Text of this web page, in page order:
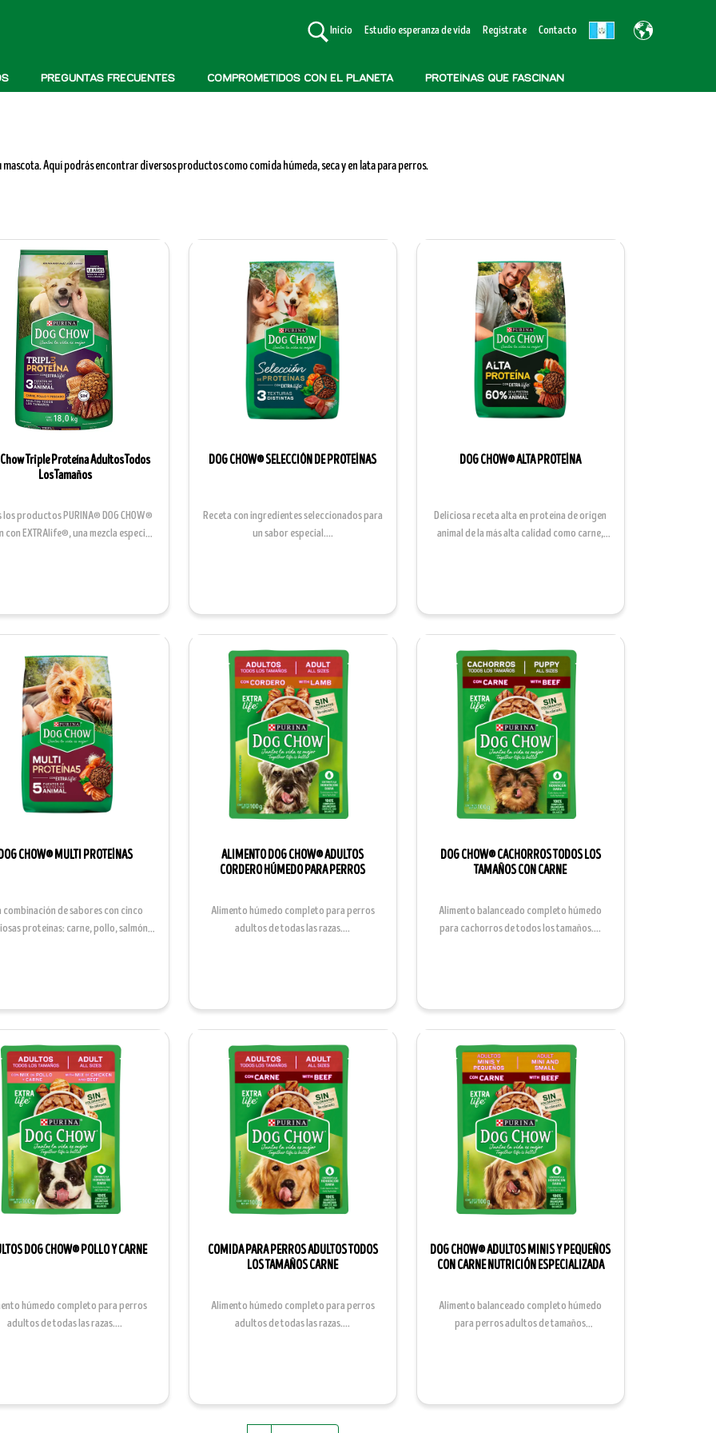
Inicio Estudio esperanza de vida Regístrate Contacto
PREGUNTAS FRECUENTES COMPROMETIDOS CON EL PLANETA PROTEÍNAS QUE FASCINAN
Aquí podrás encontrar diversos productos como comida húmeda, seca y en lata para perros.
Triple Proteína Adultos Todos
Los Tamaños
los productos PURINA® DOG CHOW®
con EXTRAlife®, una mezcla especial
DOG CHOW® SELECCIÓN DE PROTEÍNAS​
Receta con ingredientes seleccionados para
un sabor especial....
DOG CHOW® ALTA PROTEÍNA​
Deliciosa receta alta en proteína de origen
animal de la más alta calidad como carne,
CHOW® MULTI PROTEÍNAS
combinación de sabores con cinco
proteínas: carne, pollo, salmón,
ALIMENTO DOG CHOW® ADULTOS
CORDERO HÚMEDO PARA PERROS
Alimento húmedo completo para perros
adultos de todas las razas....
DOG CHOW® CACHORROS TODOS LOS
TAMAÑOS CON CARNE
Alimento balanceado completo húmedo
para cachorros de todos los tamaños....
DOG CHOW® POLLO Y CARNE
húmedo completo para perros
adultos de todas las razas....
COMIDA PARA PERROS ADULTOS TODOS
LOS TAMAÑOS CARNE
Alimento húmedo completo para perros
adultos de todas las razas....
DOG CHOW® ADULTOS MINIS Y PEQUEÑOS
CON CARNE NUTRICIÓN ESPECIALIZADA
Alimento balanceado completo húmedo
para perros adultos de tamaños